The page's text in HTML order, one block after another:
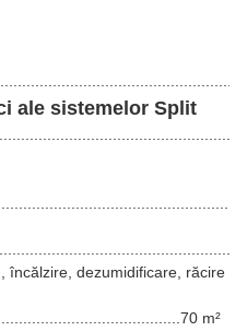
ale sistemelor Split
încălzire, dezumidificare, răcire
m²